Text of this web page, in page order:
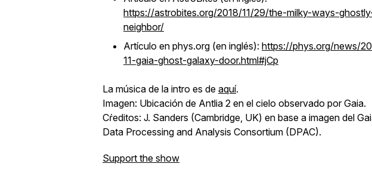
https://astrobites.org/2018/11/29/the-milky-ways-
neighbor/
Artículo en phys.org (en inglés): https://phys.org/news/
11-gaia-ghost-galaxy-door.html#jCp
La música de la intro es de aquí.
Imagen: Ubicación de Antlia 2 en el cielo observado por Gaia.
Cŕeditos: J. Sanders (Cambridge, UK) en base a imagen del
Data Processing and Analysis Consortium (DPAC).
Support the show